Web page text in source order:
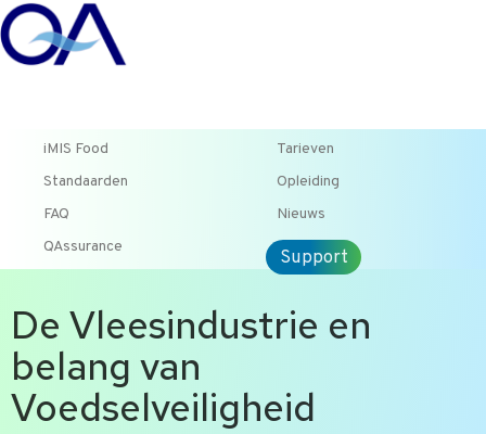
iMIS Food
Tarieven
Standaarden
Opleiding
FAQ
Nieuws
QAssurance
Support
De Vleesindustrie en
belang van
Voedselveiligheid